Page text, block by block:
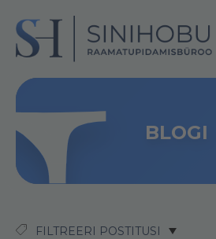
BLOGI
FILTREERI POSTITUSI